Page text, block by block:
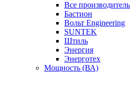
Все производитель
Бастион
Вольт Engineering
SUNTEK
Штиль
Энергия
Энерготех
Мощность (ВА)